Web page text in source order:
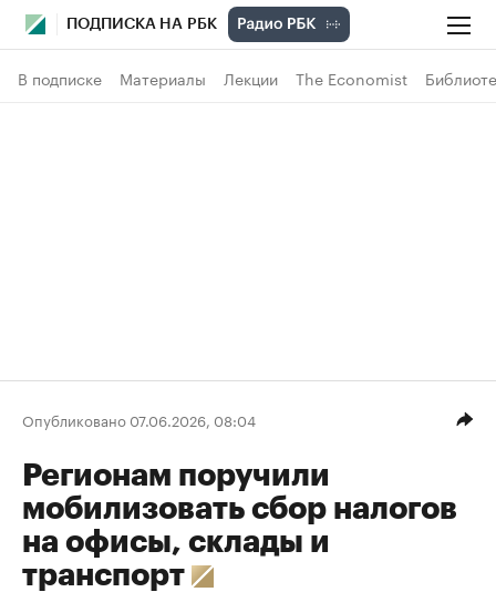
ПОДПИСКА НА РБК
В подписке Материалы Лекции The Economist
Опубликовано 07.06.2026, 08:04
Регионам поручили
мобилизовать сбор налогов
на офисы, склады и
транспорт